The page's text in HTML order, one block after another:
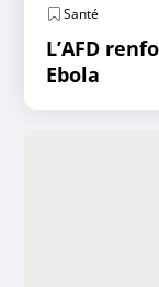
Santé
L’AFD
Ebola